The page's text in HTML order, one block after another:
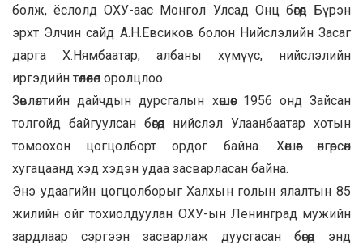
болж, ёслолд ОХУ-аас Монгол Улсад Онц бөгөөд Бүрэн
эрхт Элчин сайд А.Н.Евсиков болон Нийслэлийн Засаг
дарга Х.Нямбаатар, албаны хүмүүс, нийслэлийн
иргэдийн төлөөлөл оролцлоо.
Зөвлөлтийн дайчдын дурсгалын хөшөөг 1956 онд Зайсан
толгойд байгуулсан бөгөөд нийслэл Улаанбаатар хотын
томоохон цогцолборт ордог байна. Хөшөөг өнгөрсөн
хугацаанд хэд хэдэн удаа засварласан байна.
Энэ удаагийн цогцолборыг Халхын голын ялалтын 85
жилийн ойг тохиолдуулан ОХУ-ын Ленинград мужийн
зардлаар сэргээн засварлаж дуусгасан бөгөөд энд